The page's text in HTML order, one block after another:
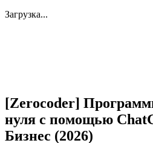
Загрузка...
[Zerocoder]
нуля с помощью
Бизнес (2026)